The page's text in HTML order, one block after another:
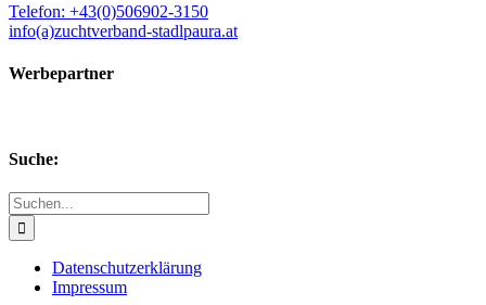
Telefon: +43(0)506902-3150
info(a)zuchtverband-stadlpaura.at
Werbepartner
Suche:
Suche
nach:
Datenschutzerklärung
Impressum